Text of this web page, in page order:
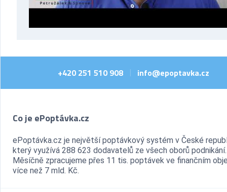
+420 251 510 908 info@epoptavka.cz
Co je ePoptávka.cz
ePoptávka.cz je největší poptávkový systém v České
který využívá 288 623 dodavatelů ze všech oborů podnikání.
Měsíčně zpracujeme přes 11 tis. poptávek ve finančním
více než 7 mld. Kč.